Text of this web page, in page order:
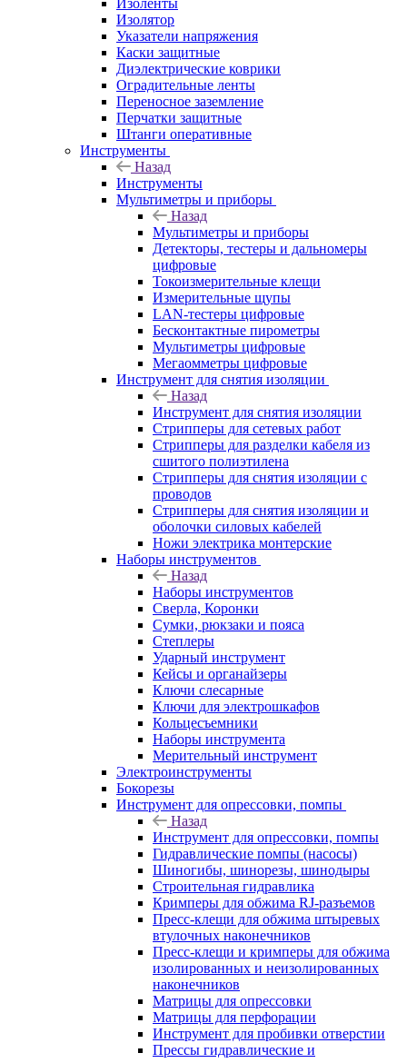
Изоленты
Изолятор
Указатели напряжения
Каски защитные
Диэлектрические коврики
Оградительные ленты
Переносное заземление
Перчатки защитные
Штанги оперативные
Инструменты
Назад
Инструменты
Мультиметры и приборы
Назад
Мультиметры и приборы
Детекторы, тестеры и дальномеры
цифровые
Токоизмерительные клещи
Измерительные щупы
LAN-тестеры цифровые
Бесконтактные пирометры
Мультиметры цифровые
Мегаомметры цифровые
Инструмент для снятия изоляции
Назад
Инструмент для снятия изоляции
Стрипперы для сетевых работ
Стрипперы для разделки кабеля из
сшитого полиэтилена
Cтрипперы для снятия изоляции с
проводов
Стрипперы для снятия изоляции и
оболочки силовых кабелей
Ножи электрика монтерские
Наборы инструментов
Назад
Наборы инструментов
Сверла, Коронки
Сумки, рюкзаки и пояса
Степлеры
Ударный инструмент
Кейсы и органайзеры
Ключи слесарные
Ключи для электрошкафов
Кольцесъемники
Наборы инструмента
Мерительный инструмент
Электроинструменты
Бокорезы
Инструмент для опрессовки, помпы
Назад
Инструмент для опрессовки, помпы
Гидравлические помпы (насосы)
Шиногибы, шинорезы, шинодыры
Строительная гидравлика
Кримперы для обжима RJ-разъемов
Пресс-клещи для обжима штыревых
втулочных наконечников
Пресс-клещи и кримперы для обжима
изолированных и неизолированных
наконечников
Матрицы для опрессовки
Матрицы для перфорации
Инструмент для пробивки отверстии
Прессы гидравлические и